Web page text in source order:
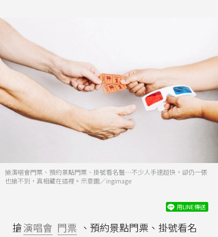
搶演唱會門票、預約景點門票、掛號看名醫⋯不少人手速超快，卻仍一張
也搶不到，真相藏在這裡。示意圖／ingimage
用LINE傳送
搶演唱會 門票 、預約景點門票、掛號看名